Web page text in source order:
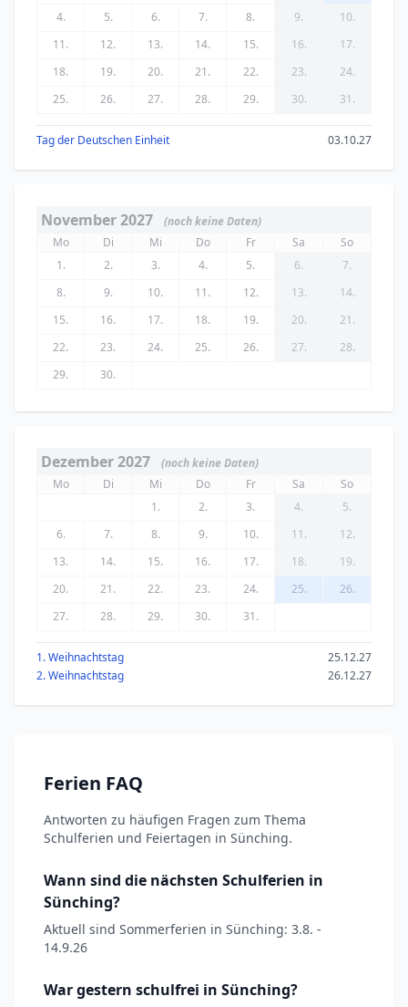
4.
5. 6. 7. 8. 9.
10.
11.
12. 13. 14. 15. 16.
17.
18.
19. 20. 21. 22. 23.
24.
25.
26. 27. 28. 29. 30. 31.
Tag der Deutschen Einheit 03.10.27
November 2027
(noch keine Daten)
Mo
Di Mi Do Fr Sa
So
1.
2. 3. 4. 5. 6.
7.
8.
9. 10. 11. 12. 13.
14.
15.
16. 17. 18. 19. 20.
21.
22.
23. 24. 25. 26. 27.
28.
29.
30.
Dezember 2027
(noch keine Daten)
Mo
Di Mi Do Fr Sa
So
1.
2. 3. 4.
5.
6.
7. 8. 9. 10. 11.
12.
13.
14. 15. 16. 17. 18.
19.
20.
21. 22. 23. 24. 25.
26.
27.
28. 29. 30. 31.
1. Weihnachtstag
25.12.27
2. Weihnachtstag
26.12.27
Ferien FAQ
Antworten zu häufigen Fragen zum Thema
Schulferien und Feiertagen in Sünching.
Wann sind die nächsten Schulferien in
Sünching?
Aktuell sind Sommerferien in Sünching: 3.8. -
14.9.26
War gestern schulfrei in Sünching?